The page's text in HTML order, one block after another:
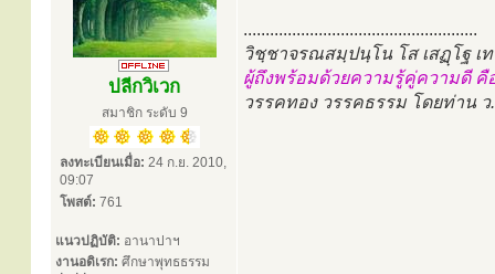
ปลีกวิเวก
สมาชิก ระดับ 9
ลงทะเบียนเมื่อ: 24 ก.ย. 2010,
09:07
โพสต์: 761
แนวปฏิบัติ: อานาปาฯ
งานอดิเรก: ศึกษาพุทธธรรม
.....................................................
วิชฺชาจรณสมฺปนฺโน โส เสฏฺโฐ เ
ผู้ถึงพร้อมด้วยความรู้คู่ความดี คื
วรรคทอง วรรคธรรม โดยท่าน ว